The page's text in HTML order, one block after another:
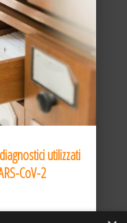
utilizzati
CoV-2